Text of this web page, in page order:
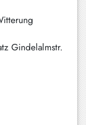
Gindelalmstr.